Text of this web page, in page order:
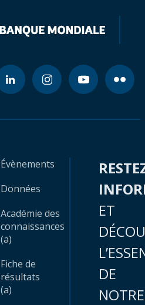
Évènements
Données
Académie des
connaissances
(a)
Fiche de
résultats
(a)
ET
DE
NOTRE